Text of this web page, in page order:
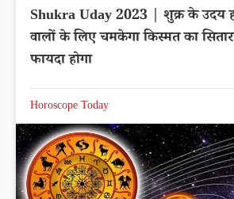
Shukra Uday 2023 | शुक्र के उदय
वालों के लिए चमकेगा किस्मत का
फायदा होगा
Horoscope Today